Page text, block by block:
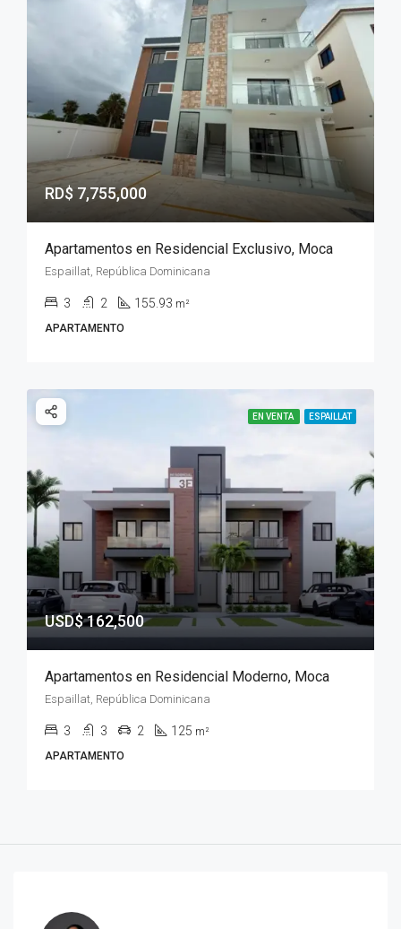
RD$ 7,755,000
Apartamentos en Residencial Exclusivo, Moca
Espaillat, República Dominicana
3 2 155.93 m²
APARTAMENTO
EN VENTA ESPAILLAT
USD$ 162,500
Apartamentos en Residencial Moderno, Moca
Espaillat, República Dominicana
3 3 2 125 m²
APARTAMENTO